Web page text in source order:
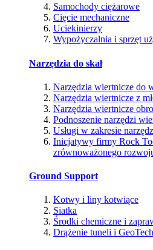
Samochody ciężarowe
Cięcie mechaniczne
Uciekinierzy
Wypożyczalnia i sprzęt
Narzędzia do skał
Narzędzia wiertnicze do
Narzędzia wiertnicze z
Narzędzia wiertnicze
Podnoszenie narzędzi
Usługi w zakresie
Inicjatywy firmy Rock
zrównoważonego
Ground Support
Kotwy i liny kotwiące
Siatka
Środki chemiczne i
Drążenie tuneli i GeoTech